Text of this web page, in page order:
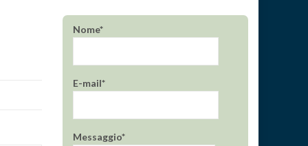
Nome*
E-mail*
Messaggio*